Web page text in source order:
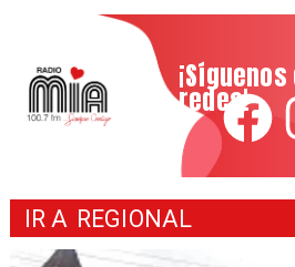
redes!
IR A REGIONAL